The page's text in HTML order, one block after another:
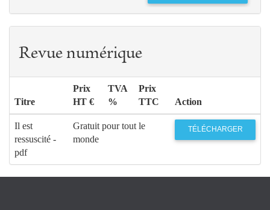
Revue numérique
Titre
Prix
HT €
TVA
%
Prix
TTC
Action
Il est
ressuscité -
pdf
Gratuit pour tout le
monde
TÉLÉCHARGER